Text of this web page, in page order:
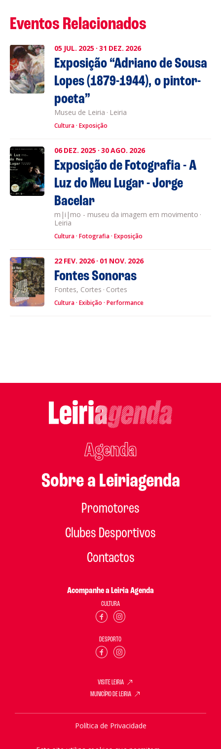
Eventos Relacionados
05 JUL. 2025 · 31 DEZ. 2026
Exposição “Adriano de Sousa
Lopes (1879-1944), o pintor-
poeta”
Museu de Leiria · Leiria
Cultura Exposição
06 DEZ. 2025 · 30AGO. 2026
Exposição de Fotografia - A
Luz do Meu Lugar - Jorge
Bacelar
m|i|mo - museu da imagem em movimento ·
Leiria
Cultura Fotografia Exposição
22 FEV. 2026 · 01 NOV. 2026
Fontes Sonoras
Fontes, Cortes · Cortes
Cultura Exibição Performance
Agenda
Sobre a Leiriagenda
Promotores
Clubes Desportivos
Contactos
Acompanhe a Leiria Agenda
CULTURA
DESPORTO
VISITE LEIRIA
MUNICÍPIO DE LEIRIA
Política de Privacidade